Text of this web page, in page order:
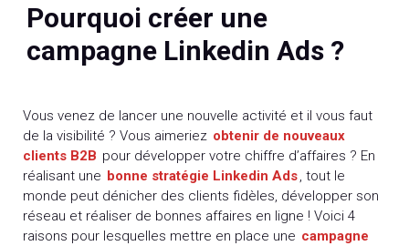
Pourquoi créer une
campagne Linkedin Ads ?
Vous venez de lancer une nouvelle activité et il vous faut
de la visibilité ? Vous aimeriez obtenir de nouveaux
clients B2B pour développer votre chiffre d’affaires ? En
réalisant une bonne stratégie Linkedin Ads , tout le
monde peut dénicher des clients fidèles, développer son
réseau et réaliser de bonnes affaires en ligne ! Voici 4
raisons pour lesquelles mettre en place une campagne